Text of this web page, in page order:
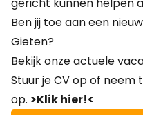
Ben jij toe aan een
Gieten?
Bekijk onze actuele
Stuur je CV op of
op. >Klik hier!<